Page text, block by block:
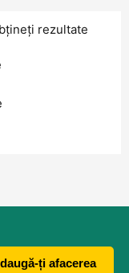
rezultate
ți afacerea